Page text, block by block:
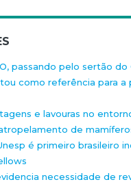
passando pelo sertão do
como referência para a
e lavouras no
de
é primeiro brasileiro
necessidade de